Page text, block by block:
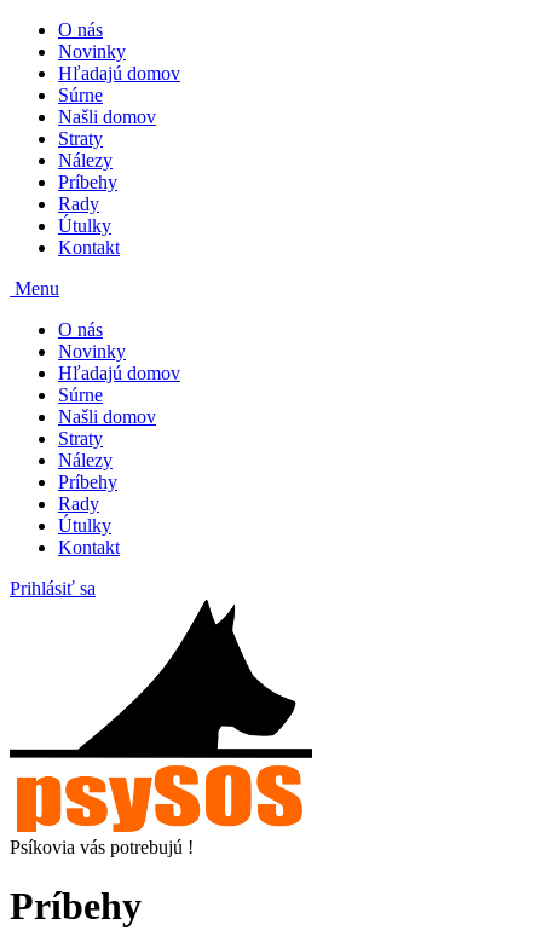
O nás
Novinky
Hľadajú domov
Súrne
Našli domov
Straty
Nálezy
Príbehy
Rady
Útulky
Kontakt
Menu
O nás
Novinky
Hľadajú domov
Súrne
Našli domov
Straty
Nálezy
Príbehy
Rady
Útulky
Kontakt
Prihlásiť sa
Psíkovia vás potrebujú !
Príbehy